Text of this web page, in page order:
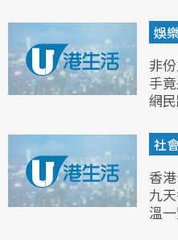
娛
非
手
網
社
香
九
溫